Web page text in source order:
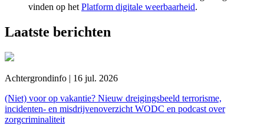
vinden op het Platform digitale weerbaarheid.
Laatste berichten
Achtergrondinfo | 16 jul. 2026
(Niet) voor op vakantie? Nieuw dreigingsbeeld terrorisme,
incidenten- en misdrijvenoverzicht WODC en podcast over
zorgcriminaliteit